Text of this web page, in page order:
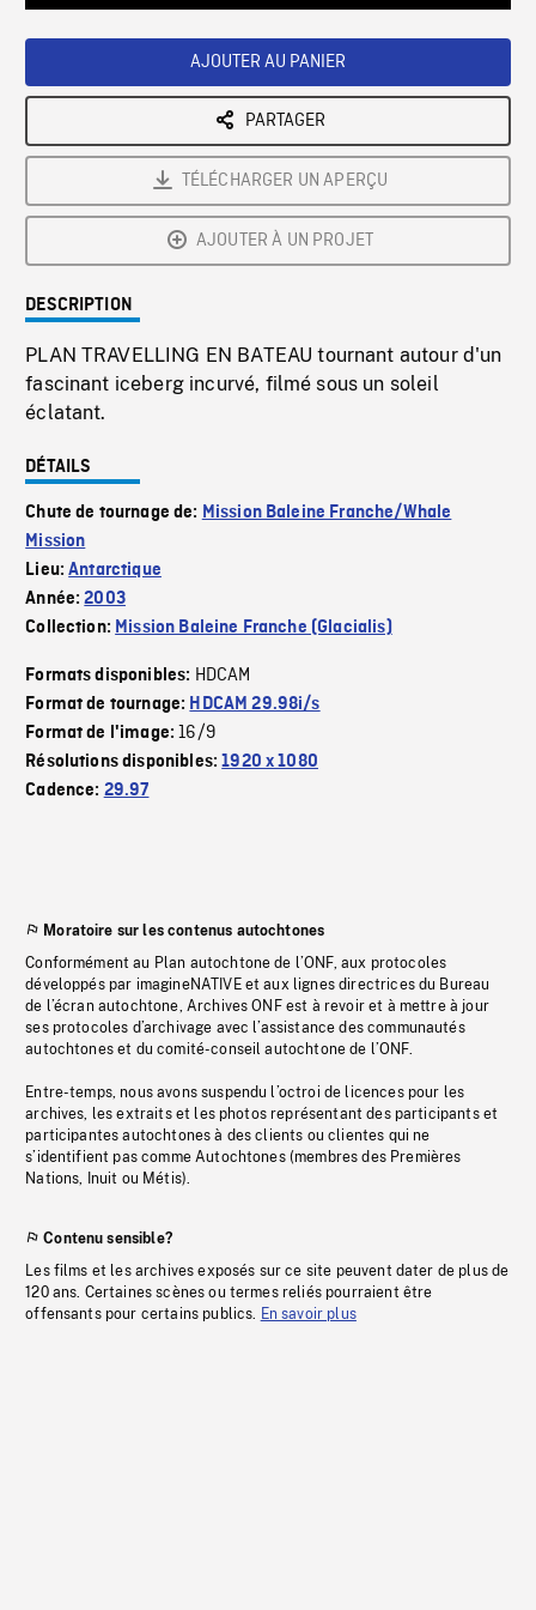
AJOUTER AU PANIER
PARTAGER
TÉLÉCHARGER UN APERÇU
AJOUTER À UN PROJET
DESCRIPTION
PLAN TRAVELLING EN BATEAU tournant autour d'un
fascinant iceberg incurvé, filmé sous un soleil
éclatant.
DÉTAILS
Chute de tournage de: Mission Baleine Franche/Whale
Mission
Lieu:Antarctique
Année:2003
Collection: Mission Baleine Franche (Glacialis)
Formats disponibles: HDCAM
Format de tournage: HDCAM 29.98i/s
Format de l'image:16/9
Résolutions disponibles:1920 x 1080
Cadence: 29.97
Moratoire sur les contenus autochtones
Conformément au Plan autochtone de l’ONF, aux protocoles
développés par imagineNATIVE et aux lignes directrices du Bureau
de l’écran autochtone, Archives ONF est à revoir et à mettre à jour
ses protocoles d’archivage avec l’assistance des communautés
autochtones et du comité-conseil autochtone de l’ONF.
Entre-temps, nous avons suspendu l’octroi de licences pour les
archives, les extraits et les photos représentant des participants et
participantes autochtones à des clients ou clientes qui ne
s’identifient pas comme Autochtones (membres des Premières
Nations, Inuit ou Métis).
Contenu sensible?
Les films et les archives exposés sur ce site peuvent dater de plus de
120 ans. Certaines scènes ou termes reliés pourraient être
offensants pour certains publics. En savoir plus